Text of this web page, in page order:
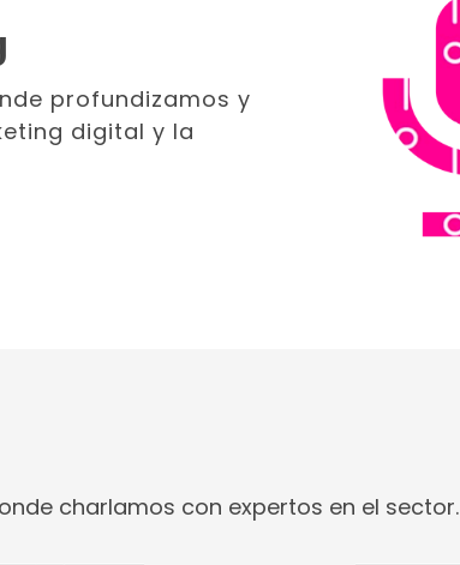
profundizamos y
digital y la
charlamos con expertos en el sector.